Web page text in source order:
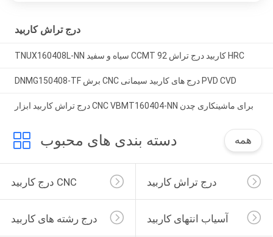
درج تراش کاربید
TNUX160408L-NN سیاه و سفید CCMT کاربید درج تراش 92 HRC
DNMG150408-TF برش CNC درج های کاربید سیمانی PVD CVD
درج تراش کاربید ابزار CNC VBMT160404-NN برای ماشینکاری چدن
دسته بندی های محبوب همه
درج کاربید CNC درج تراش کاربید
درج رشته های کاربید آسیاب انتهای کاربید